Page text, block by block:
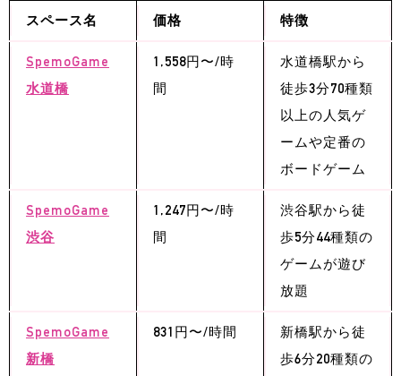
スペース名 価格 特徴
SpemoGame
水道橋
1,558円〜/時
間
水道橋駅から
徒歩3分70種類
以上の人気ゲ
ームや定番の
ボードゲーム
SpemoGame
渋谷
1,247円〜/時
間
渋谷駅から徒
歩5分44種類の
ゲームが遊び
放題
SpemoGame
新橋
831円〜/時間
新橋駅から徒
歩6分20種類の